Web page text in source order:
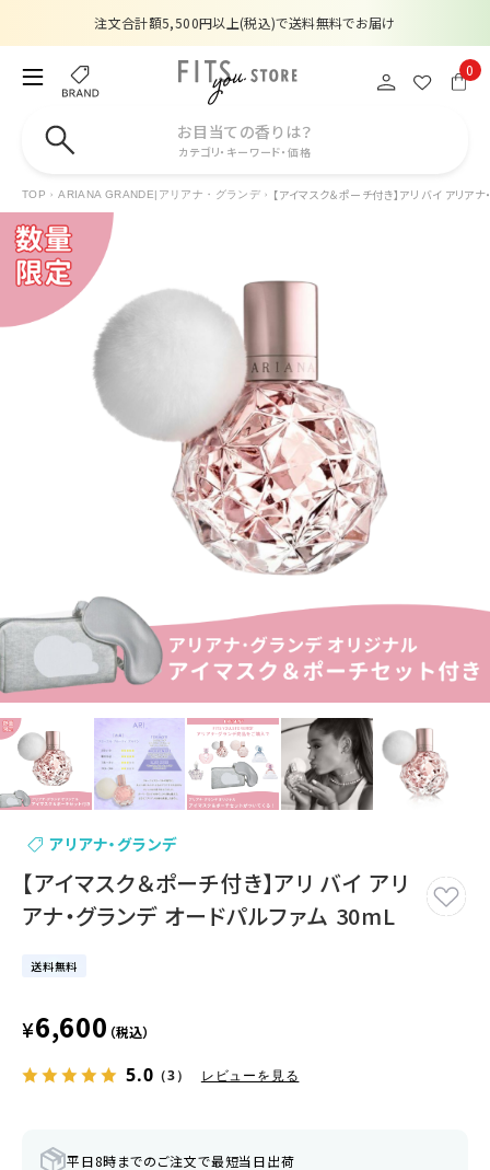
注文合計額5,500円以上(税込)で送料無料でお届け
夏季休業のお知らせ
【数量限定】購入金額6,000円(税込)以上で香水サンプルプレゼント
注文合計額5,500円以上(税込)で送料無料でお届け
0
お目当ての香りは？
カテゴリ・キーワード・価格
TOP ARIANA GRANDE|アリアナ・グランデ 【アイマスク＆ポーチ付き】アリ バイ アリア
アリアナ・グランデ
【アイマスク＆ポーチ付き】アリ バイ アリ
アナ・グランデ オードパルファム 30mL
送料無料
¥6,600 （税込）
5.0 （3） レビューを見る
平日8時までのご注文で最短当日出荷